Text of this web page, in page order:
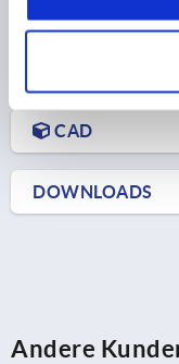
CAD
DOWNLOADS
Andere